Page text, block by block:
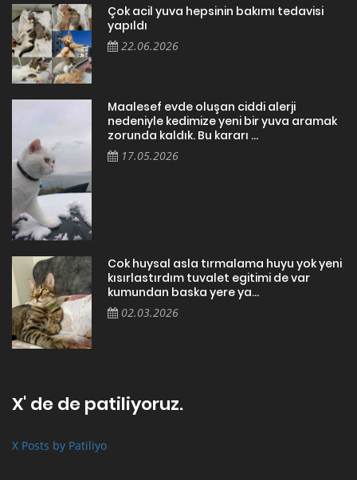
Çok acil yuva hepsinin bakımı tedavisi
yapıldı
22.06.2026
Maalesef evde oluşan ciddi alerji
nedeniyle kedimize yeni bir yuva aramak
zorunda kaldık. Bu kararı ...
17.05.2026
Cok huysal asla tırmalama huyu yok yeni
kısırlastırdım tuvalet egitimi de var
kumundan baska yere ya...
02.03.2026
X' de de patiliyoruz.
X Posts by Patiliyo